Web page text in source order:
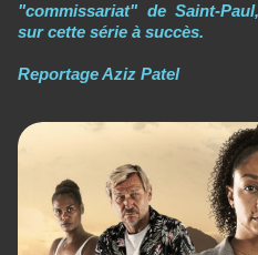
"commissariat" de Saint-
sur cette série à succès.
Reportage Aziz Patel